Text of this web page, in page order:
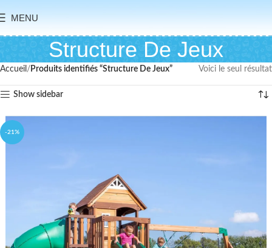
MENU
Structure De Jeux
Accueil Produits identifiés “Structure De Jeux” Voici le seul résultat
Show sidebar
-21%